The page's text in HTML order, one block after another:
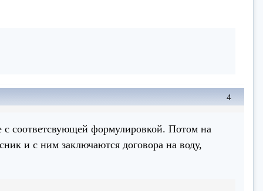
4
с соответсвующей формулировкой. Потом на
и с ним заключаются договора на воду,